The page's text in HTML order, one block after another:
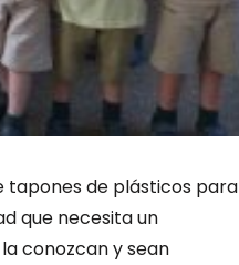
tapones de plásticos para
que necesita un
conozcan y sean